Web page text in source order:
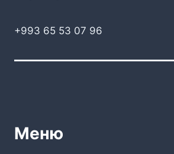
+993 65 53 07 96
Меню